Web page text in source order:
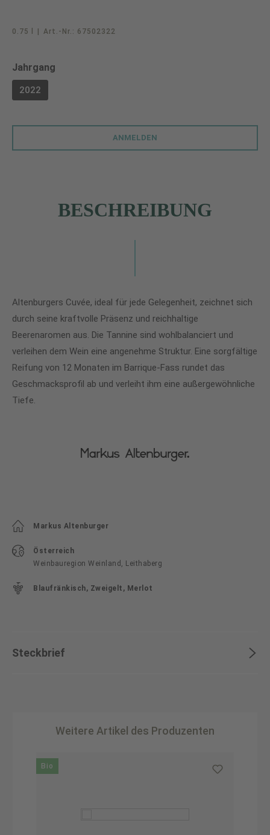
0.75 l Art.-Nr.: 67502322
Jahrgang
2022
ANMELDEN
BESCHREIBUNG
Altenburgers Cuvée, ideal für jede Gelegenheit, zeichnet sich
durch seine kraftvolle Präsenz und reichhaltige
Beerenaromen aus. Die Tannine sind wohlbalanciert und
verleihen dem Wein eine angenehme Struktur. Eine sorgfältige
Reifung von 12 Monaten im Barrique-Fass rundet das
Geschmacksprofil ab und verleiht ihm eine außergewöhnliche
Tiefe.
Markus Altenburger
Österreich
Weinbauregion Weinland, Leithaberg
Blaufränkisch, Zweigelt, Merlot
Steckbrief
Weitere Artikel des Produzenten
Produktgalerie überspringen
Bio